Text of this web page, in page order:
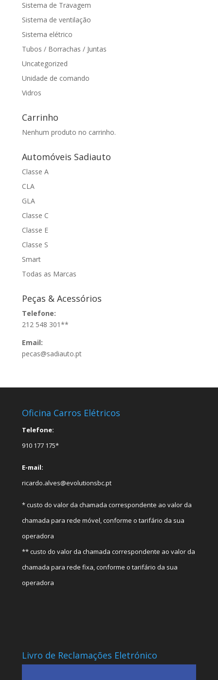
Sistema de Travagem
Sistema de ventilação
Sistema elétrico
Tubos / Borrachas / Juntas
Uncategorized
Unidade de comando
Vidros
Carrinho
Nenhum produto no carrinho.
Automóveis Sadiauto
Classe A
CLA
GLA
Classe C
Classe E
Classe S
Smart
Todas as Marcas
Peças & Acessórios
Telefone:
212 548 301**
Email:
pecas@sadiauto.pt
Oficina Carros Elétricos
Telefone:
910 177 175*
E-mail:
ricardo.alves@evolutionsbc.pt
* custo do valor da chamada correspondente ao valor da
chamada para rede móvel, conforme o tarifário da sua
operadora
** custo do valor da chamada correspondente ao valor da
chamada para rede fixa, conforme o tarifário da sua
operadora
Livro de Reclamações Eletrónico